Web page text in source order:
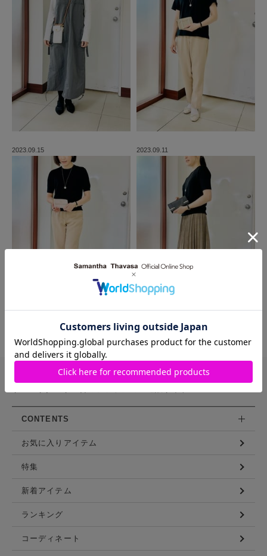
2023.09.15 2023.09.11
MORE
バッグや財布などを豊富に展開する
CONTENTS
お気に入りアイテム
特集
新着アイテム
ランキング
コーディネート